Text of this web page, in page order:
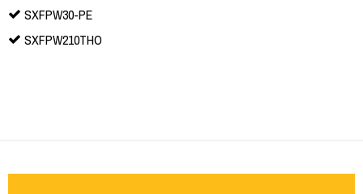
SXFPW30-PE
SXFPW210THO